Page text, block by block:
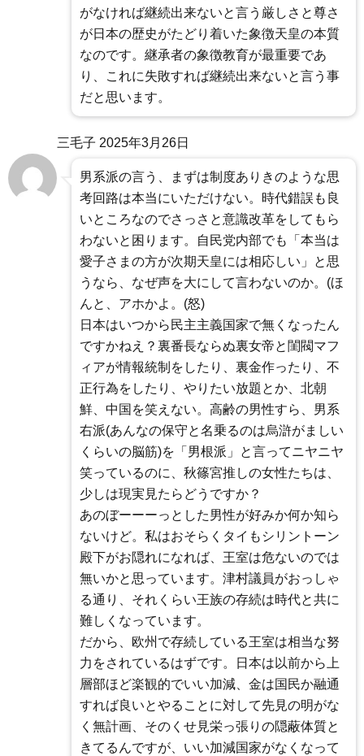
がなければ継続出来ないと言う厳しさと尊さ
が日本の歴史がたどり着いた象徴天皇の本質
なのです。継承者の象徴教育が最重要であ
り、これに失敗すれば継続出来ないと言う事
だと思います。
三毛子 2025年3月26日
男系派の言う、まずは制度ありきのような思
考回路は本当にいただけない。時代錯誤も良
いところなのでさっさと意識改革をしてもら
わないと困ります。自民党内部でも「本当は
愛子さまの方が次期天皇には相応しい」と思
うなら、なぜ声を大にして言わないのか。(ほ
んと、アホかよ。(怒)
日本はいつから民主主義国家で無くなったん
ですかねえ？裏番長ならぬ裏女帝と閨閥マフ
ィアが情報統制をしたり、裏金作ったり、不
正行為をしたり、やりたい放題とか、北朝
鮮、中国を笑えない。高齢の男性すら、男系
右派(あんなの保守と名乗るのは烏滸がましい
くらいの脳筋)を「男根派」と言ってニヤニヤ
笑っているのに、秋篠宮推しの女性たちは、
少しは現実見たらどうですか？
あのぼーーーっとした男性が好みか何か知ら
ないけど。私はおそらくタイもシリントーン
殿下がお隠れになれば、王室は危ないのでは
無いかと思っています。津村議員がおっしゃ
る通り、それくらい王族の存続は時代と共に
難しくなっています。
だから、欧州で存続している王室は相当な努
力をされているはずです。日本は以前から上
層部ほど楽観的でいい加減、金は国民か融通
すれば良いとやることに対して先見の明がな
く無計画、そのくせ見栄っ張りの隠蔽体質と
きてるんですが、いい加減国家がなくなって